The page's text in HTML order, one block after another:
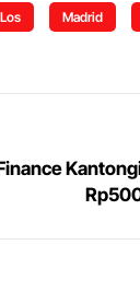
Los Madrid